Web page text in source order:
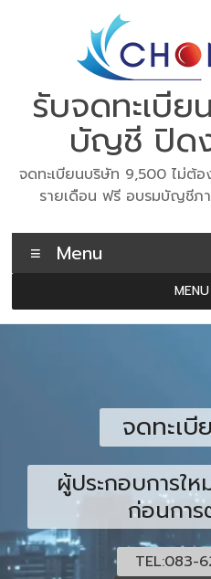
รับจดทะเบี
บัญชี ปิด
จดทะเบียนบริษัท 9,500 ไม่ต้
รายเดือน ฟรี อบรมบัญชีภ
Menu
MENU
จดทะเ
ผู้ประกอบการให
ก่อนกา
TEL:083-